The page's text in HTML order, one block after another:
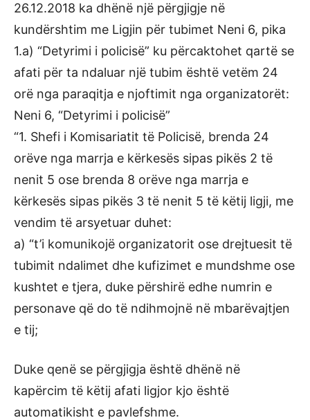
26.12.2018 ka dhënë një përgjigje në
kundërshtim me Ligjin për tubimet Neni 6, pika
1.a) “Detyrimi i policisë” ku përcaktohet qartë se
afati për ta ndaluar një tubim është vetëm 24
orë nga paraqitja e njoftimit nga organizatorët:
Neni 6, “Detyrimi i policisë”
“1. Shefi i Komisariatit të Policisë, brenda 24
orëve nga marrja e kërkesës sipas pikës 2 të
nenit 5 ose brenda 8 orëve nga marrja e
kërkesës sipas pikës 3 të nenit 5 të këtij ligji, me
vendim të arsyetuar duhet:
a) “t’i komunikojë organizatorit ose drejtuesit të
tubimit ndalimet dhe kufizimet e mundshme ose
kushtet e tjera, duke përshirë edhe numrin e
personave që do të ndihmojnë në mbarëvajtjen
e tij;
Duke qenë se përgjigja është dhënë në
kapërcim të këtij afati ligjor kjo është
automatikisht e pavlefshme.